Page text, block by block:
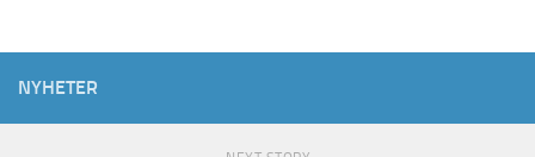
NYHETER